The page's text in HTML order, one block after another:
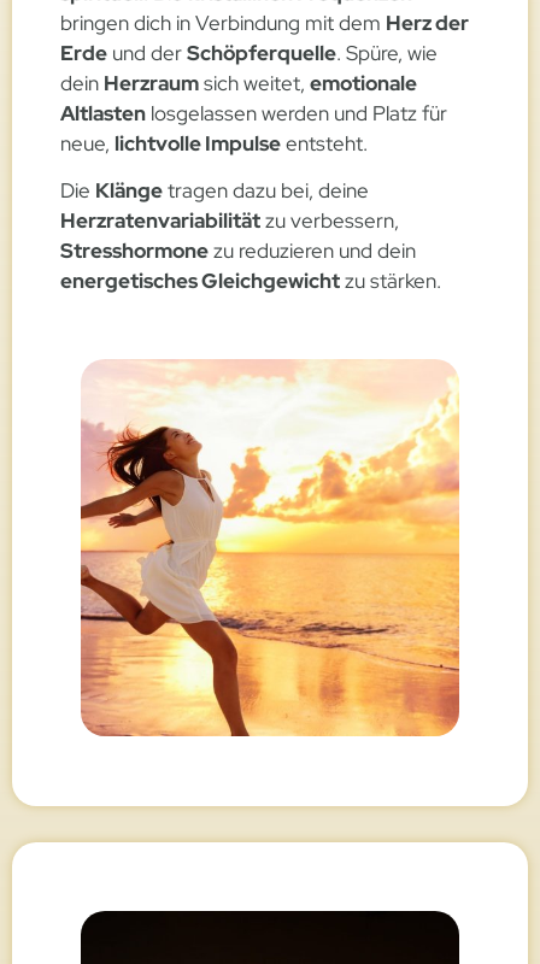
bringen dich in Verbindung mit dem Herz der
Erde und derSchöpferquelle. Spüre, wie
dein Herzraumsich weitet, emotionale
Altlasten losgelassen werden und Platz für
neue, lichtvolle Impulseentsteht.
Die Klängetragen dazu bei, deine
Herzratenvariabilitätzu verbessern,
Stresshormonezu reduzieren und dein
energetisches Gleichgewichtzu stärken.